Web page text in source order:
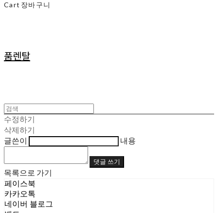
Cart 장바구니
품렌탈
수정하기
삭제하기
글쓴이
내용
댓글 쓰기
목록으로 가기
페이스북
카카오톡
네이버 블로그